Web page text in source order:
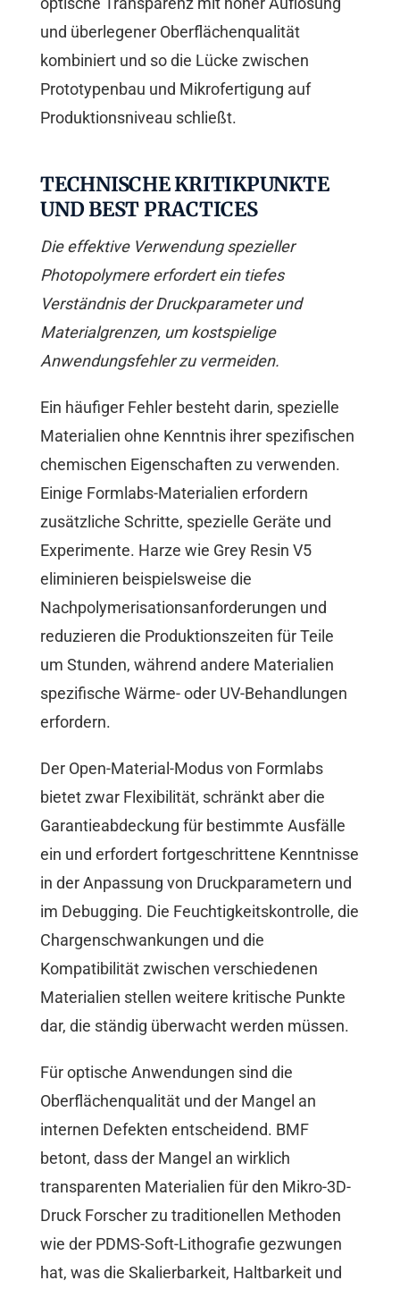
und überlegener Oberflächenqualität
kombiniert und so die Lücke zwischen
Prototypenbau und Mikrofertigung auf
Produktionsniveau schließt.
TECHNISCHE KRITIKPUNKTE
UND BEST PRACTICES
Die effektive Verwendung spezieller
Photopolymere erfordert ein tiefes
Verständnis der Druckparameter und
Materialgrenzen, um kostspielige
Anwendungsfehler zu vermeiden.
Ein häufiger Fehler besteht darin, spezielle
Materialien ohne Kenntnis ihrer spezifischen
chemischen Eigenschaften zu verwenden.
Einige Formlabs-Materialien erfordern
zusätzliche Schritte, spezielle Geräte und
Experimente. Harze wie Grey Resin V5
eliminieren beispielsweise die
Nachpolymerisationsanforderungen und
reduzieren die Produktionszeiten für Teile
um Stunden, während andere Materialien
spezifische Wärme- oder UV-Behandlungen
erfordern.
Der Open-Material-Modus von Formlabs
bietet zwar Flexibilität, schränkt aber die
Garantieabdeckung für bestimmte Ausfälle
ein und erfordert fortgeschrittene Kenntnisse
in der Anpassung von Druckparametern und
im Debugging. Die Feuchtigkeitskontrolle, die
Chargenschwankungen und die
Kompatibilität zwischen verschiedenen
Materialien stellen weitere kritische Punkte
dar, die ständig überwacht werden müssen.
Für optische Anwendungen sind die
Oberflächenqualität und der Mangel an
internen Defekten entscheidend. BMF
betont, dass der Mangel an wirklich
transparenten Materialien für den Mikro-3D-
Druck Forscher zu traditionellen Methoden
wie der PDMS-Soft-Lithografie gezwungen
hat, was die Skalierbarkeit, Haltbarkeit und